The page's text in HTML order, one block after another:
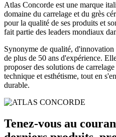
Atlas Concorde est une marque
domaine du carrelage et du grès
pour la qualité de ses produits et
fait partie des leaders mondiaux
Synonyme de qualité,
de plus de 50 ans d'expérience.
proposer des solutions de
technique et esthétisme, tout en
durable.
Tenez-vous au